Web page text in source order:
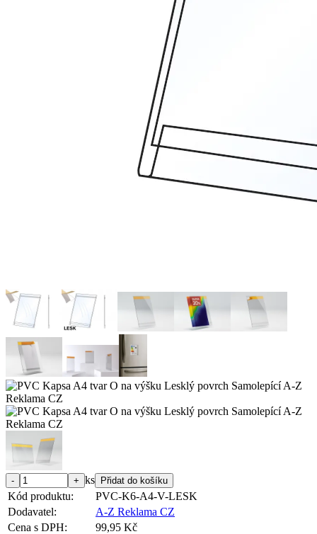
ks
Kód produktu:
PVC-K6-A4-V-LESK
Dodavatel:
A-Z Reklama CZ
Cena s DPH:
99,95 Kč